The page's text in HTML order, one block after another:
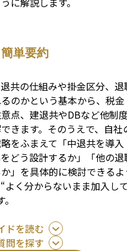
単要約
共の仕組みや掛金区分、退
のかという基本から、税
点、建退共やDBなど他制
きます。そのうえで、自社
をふまえて「中退共を導入
どう設計するか」「他の退
」を具体的に検討できる
よく分からないまま加入し
ドを読む
問を探す